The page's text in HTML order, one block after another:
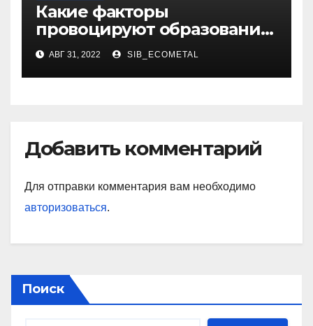
Какие факторы
провоцируют образование
жировиков
АВГ 31, 2022 SIB_ECOMETAL
Добавить комментарий
Для отправки комментария вам необходимо
авторизоваться.
Поиск